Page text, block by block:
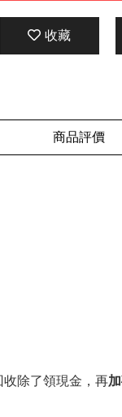
收藏
商品評價
除了領現金，再